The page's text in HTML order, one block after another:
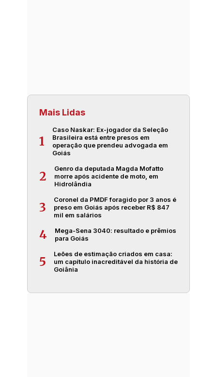
Mais Lidas
1
Caso Naskar: Ex-jogador da Seleção
Brasileira está entre presos em
operação que prendeu advogada em
Goiás
2
Genro da deputada Magda Mofatto
morre após acidente de moto, em
Hidrolândia
3
Coronel da PMDF foragido por 3 anos é
preso em Goiás após receber R$ 847
mil em salários
4
Mega-Sena 3040: resultado e prêmios
para Goiás
5
Leões de estimação criados em casa:
um capítulo inacreditável da história de
Goiânia